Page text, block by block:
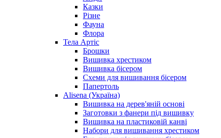
Казки
Різне
Фауна
Флора
Тела Артіс
Брошки
Вишивка хрестиком
Вишивка бісером
Схеми для вишивання бісером
Папертоль
Alisena (Україна)
Вишивка на дерев'яній основі
Заготовки з фанери під вишивку
Вишивка на пластиковій канві
Набори для вишивання хрестиком